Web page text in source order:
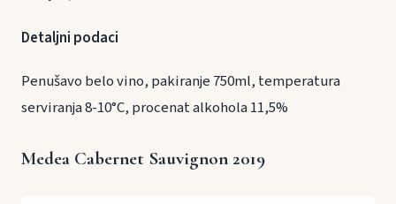
Detaljni podaci
Penušavo belo vino, pakiranje 750ml, temperatura
serviranja 8-10°C, procenat alkohola 11,5%
Medea Cabernet Sauvignon 2019